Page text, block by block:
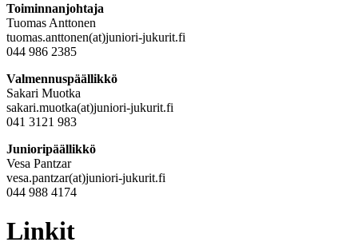
Toiminnanjohtaja
Tuomas Anttonen
tuomas.anttonen(at)juniori-jukurit.fi
044 986 2385
Valmennuspäällikkö
Sakari Muotka
sakari.muotka(at)juniori-jukurit.fi
041 3121 983
Junioripäällikkö
Vesa Pantzar
vesa.pantzar(at)juniori-jukurit.fi
044 988 4174
Linkit